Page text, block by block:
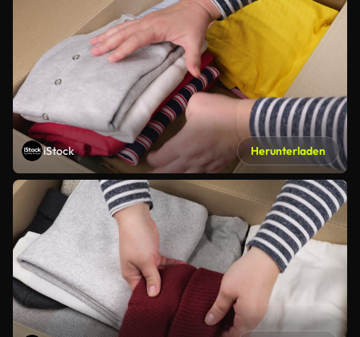
iStock Herunterladen